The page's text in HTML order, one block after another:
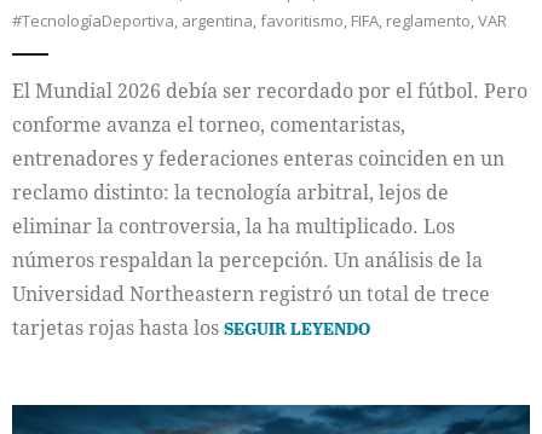
#TecnologíaDeportiva, argentina,favoritismo, FIFA, reglamento,VAR
El Mundial 2026 debía ser recordado por el fútbol. Pero
conforme avanza el torneo, comentaristas,
entrenadores y federaciones enteras coinciden en un
reclamo distinto: la tecnología arbitral, lejos de
eliminar la controversia, la ha multiplicado. Los
números respaldan la percepción. Un análisis de la
Universidad Northeastern registró un total de trece
tarjetas rojas hasta losSEGUIR LEYENDO